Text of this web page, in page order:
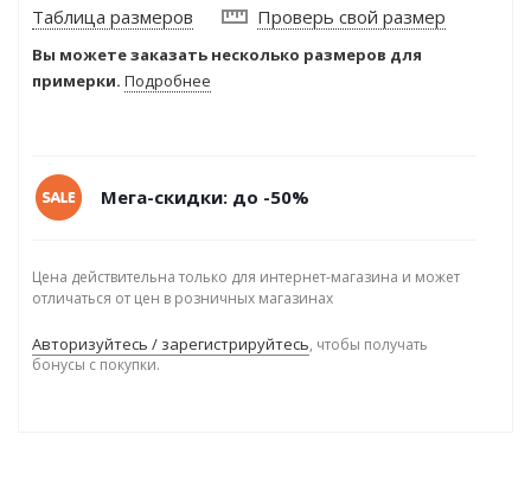
Таблица размеров Проверь свой размер
Вы можете заказать несколько размеров для
примерки. Подробнее
Мега-скидки: до -50%
Цена действительна только для интернет-магазина и может
отличаться от цен в розничных магазинах
Авторизуйтесь / зарегистрируйтесь, чтобы получать
бонусы с покупки.